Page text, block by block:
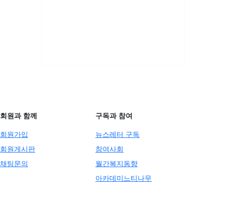
회원과 함께
회원가입
회원게시판
채팅문의
구독과 참여
뉴스레터 구독
참여사회
월간복지동향
아카데미느티나무